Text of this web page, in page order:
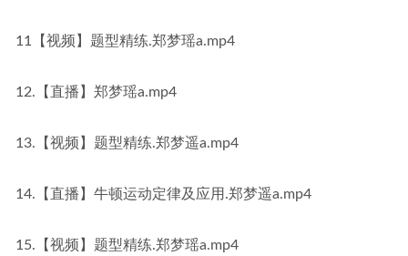
11【视频】题型精练.郑梦瑶a.mp4
12.【直播】郑梦瑶a.mp4
13.【视频】题型精练.郑梦遥a.mp4
14.【直播】牛顿运动定律及应用.郑梦遥a.mp4
15.【视频】题型精练.郑梦瑶a.mp4